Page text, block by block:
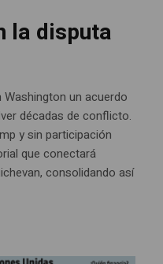
la disputa
un acuerdo
décadas de conflicto.
y sin participación
que conectará
consolidando así